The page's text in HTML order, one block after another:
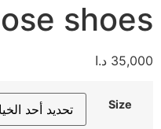
shoes
35,000 د.ا
Size